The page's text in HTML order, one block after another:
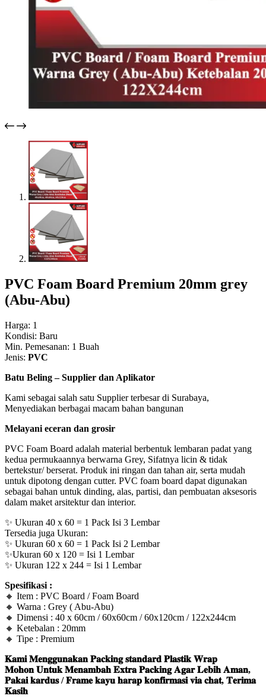
PVC Foam Board Premium 20mm grey
(Abu-Abu)
Harga: 1
Kondisi: Baru
Min. Pemesanan: 1 Buah
Jenis: PVC
Batu Beling – Supplier dan Aplikator
Kami sebagai salah satu Supplier terbesar di Surabaya,
Menyediakan berbagai macam bahan bangunan
Melayani eceran dan grosir
PVC Foam Board adalah material berbentuk lembaran padat yang
kedua permukaannya berwarna Grey, Sifatnya licin & tidak
bertekstur/ berserat. Produk ini ringan dan tahan air, serta mudah
untuk dipotong dengan cutter. PVC foam board dapat digunakan
sebagai bahan untuk dinding, alas, partisi, dan pembuatan aksesoris
dalam maket arsitektur dan interior.
✨ Ukuran 40 x 60 = 1 Pack Isi 3 Lembar
Tersedia juga Ukuran:
✨ Ukuran 60 x 60 = 1 Pack Isi 2 Lembar
✨Ukuran 60 x 120 = Isi 1 Lembar
✨ Ukuran 122 x 244 = Isi 1 Lembar
Spesifikasi :
🔸 Item : PVC Board / Foam Board
🔸 Warna : Grey ( Abu-Abu)
🔸 Dimensi : 40 x 60cm / 60x60cm / 60x120cm / 122x244cm
🔸 Ketebalan : 20mm
🔸 Tipe : Premium
𝐊𝐚𝐦𝐢 𝐌𝐞𝐧𝐠𝐠𝐮𝐧𝐚𝐤𝐚𝐧 𝐏𝐚𝐜𝐤𝐢𝐧𝐠 𝐬𝐭𝐚𝐧𝐝𝐚𝐫𝐝 𝐏𝐥𝐚𝐬𝐭𝐢𝐤 𝐖𝐫𝐚𝐩
𝐌𝐨𝐡𝐨𝐧 𝐔𝐧𝐭𝐮𝐤 𝐌𝐞𝐧𝐚𝐦𝐛𝐚𝐡 𝐄𝐱𝐭𝐫𝐚 𝐏𝐚𝐜𝐤𝐢𝐧𝐠 𝐀𝐠𝐚𝐫 𝐋𝐞𝐛𝐢𝐡 𝐀𝐦𝐚𝐧,
𝐏𝐚𝐤𝐚𝐢 𝐤𝐚𝐫𝐝𝐮𝐬 / 𝐅𝐫𝐚𝐦𝐞 𝐤𝐚𝐲𝐮 𝐡𝐚𝐫𝐚𝐩 𝐤𝐨𝐧𝐟𝐢𝐫𝐦𝐚𝐬𝐢 𝐯𝐢𝐚 𝐜𝐡𝐚𝐭, 𝐓𝐞𝐫𝐢𝐦𝐚
𝐊𝐚𝐬𝐢𝐡